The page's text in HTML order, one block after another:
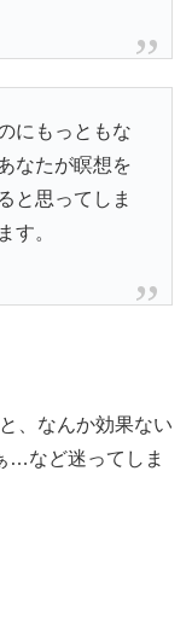
にもっともな
なたが瞑想を
と思ってしま
す。
、なんか効果ない
…など迷ってしま